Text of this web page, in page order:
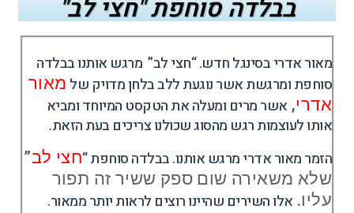
בבלדה סוחפת "חצי לב"
מאור אדריבסינגל חדש. “חצי לב” מרגש אותנו בבלדה
סוחפת ומרגשת אשר נוגעת ללב בלחן מדויק של מאור
אדרי, אשר מרים ומעלה את הטקסט המיוחד ומביא
אותו לעוצמות רגש מהסוג שכולנו צריכים בעת הזאת.
הזמר מאור אדרי מרגש אותנו. בבלדה סוחפת “חצי לב”
שלא משאירה שום ספק ששיר זה תפור
עליו. אלו השירים שהיינו רוצים לראות יותר ממאור.